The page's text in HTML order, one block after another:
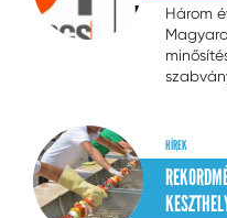
Három
HÍREK